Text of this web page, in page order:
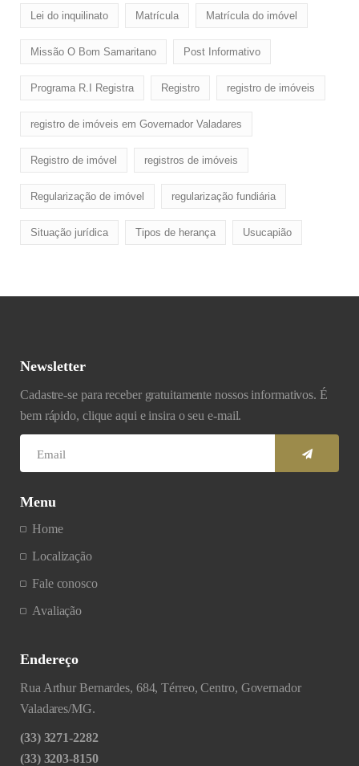
Lei do inquilinato Matrícula Matrícula do imóvel
Missão O Bom Samaritano Post Informativo
Programa R.I Registra Registro registro de imóveis
registro de imóveis em Governador Valadares
Registro de imóvel registros de imóveis
Regularização de imóvel regularização fundiária
Situação jurídica Tipos de herança Usucapião
Newsletter
Cadastre-se para receber gratuitamente nossos informativos. É
bem rápido, clique aqui e insira o seu e-mail.
Menu
Home
Localização
Fale conosco
Avaliação
Endereço
Rua Arthur Bernardes, 684, Térreo, Centro, Governador
Valadares/MG.
(33) 3271-2282
(33) 3203-8150